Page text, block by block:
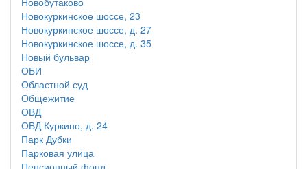
Новокуркинское шоссе, 23
Новокуркинское шоссе, д. 27
Новокуркинское шоссе, д. 35
Новый бульвар
ОБИ
Областной суд
Общежитие
ОВД
ОВД Куркино, д. 24
Парк Дубки
Парковая улица
Пенсионный фонд